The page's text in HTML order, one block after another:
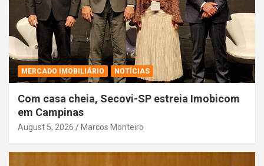
MERCADO IMOBILIÁRIO NOTÍCIAS
Com casa cheia, Secovi-SP estreia Imobicom
em Campinas
August 5, 2026 Marcos Monteiro